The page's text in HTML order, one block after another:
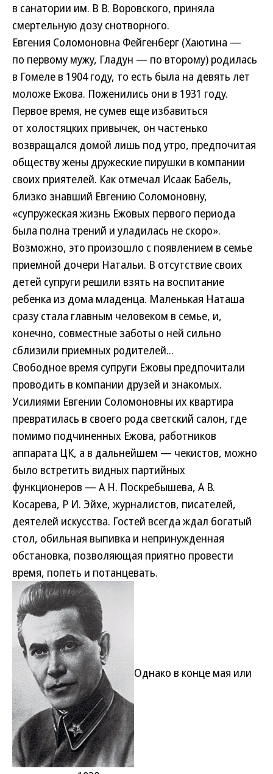
в санатории им. В В. Воровского, приняла
смертельную дозу снотворного.
Евгения Соломоновна Фейгенберг (Хаютина —
по первому мужу, Гладун — по второму) родилась
в Гомеле в 1904 году, то есть была на девять лет
моложе Ежова. Поженились они в 1931 году.
Первое время, не сумев еще избавиться
от холостяцких привычек, он частенько
возвращался домой лишь под утро, предпочитая
обществу жены дружеские пирушки в компании
своих приятелей. Как отмечал Исаак Бабель,
близко знавший Евгению Соломоновну,
«супружеская жизнь Ежовых первого периода
была полна трений и уладилась не скоро».
Возможно, это произошло с появлением в семье
приемной дочери Натальи. В отсутствие своих
детей супруги решили взять на воспитание
ребенка из дома младенца. Маленькая Наташа
сразу стала главным человеком в семье, и,
конечно, совместные заботы о ней сильно
сблизили приемных родителей...
Свободное время супруги Ежовы предпочитали
проводить в компании друзей и знакомых.
Усилиями Евгении Соломоновны их квартира
превратилась в своего рода светский салон, где
помимо подчиненных Ежова, работников
аппарата ЦК, а в дальнейшем — чекистов, можно
было встретить видных партийных
функционеров — А Н. Поскребышева, А В.
Косарева, Р И. Эйхе, журналистов, писателей,
деятелей искусства. Гостей всегда ждал богатый
стол, обильная выпивка и непринужденная
обстановка, позволяющая приятно провести
время, попеть и потанцевать.
Однако в конце мая или